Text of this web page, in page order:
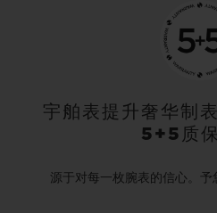
宇舶表提升奢华制
5+5质
源于对每一枚腕表的信心。予